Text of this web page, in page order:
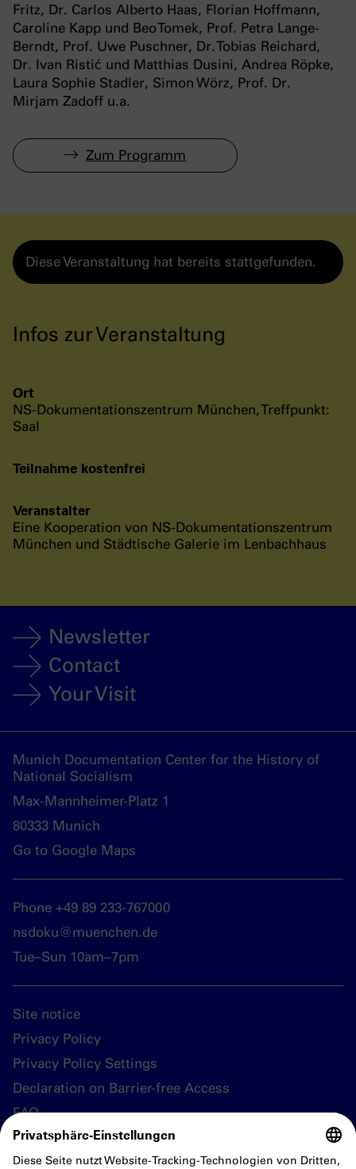
Fritz, Dr. Carlos Alberto Haas, Florian Hoffmann,
Caroline Kapp und Beo Tomek, Prof. Petra Lange-
Berndt, Prof. Uwe Puschner, Dr. Tobias Reichard,
Dr. Ivan Ristić und Matthias Dusini, Andrea Röpke,
Laura Sophie Stadler, Simon Wörz, Prof. Dr.
Mirjam Zadoff u.a.
Zum Programm
Diese Veranstaltung hat bereits stattgefunden.
Infos zur Veranstaltung
Ort
NS-Dokumentationszentrum München, Treffpunkt:
Saal
Teilnahme kostenfrei
Veranstalter
Eine Kooperation von NS-Dokumentationszentrum
München und Städtische Galerie im Lenbachhaus
Newsletter
Contact
Your Visit
Munich Documentation Center for the History of
National Socialism
Max-Mannheimer-Platz 1
80333 Munich
Go to Google Maps
Phone +49 89 233-767000
nsdoku@muenchen.de
Tue–Sun 10am–7pm
Site notice
Privacy Policy
Privacy Policy Settings
Declaration on Barrier-free Access
FAQ
Follow us